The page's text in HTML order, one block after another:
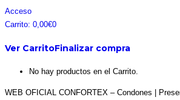
Saltar
al
Facebook
page
in
Instagram
page
in
Pinterest
page
in
Twitter
page
in
Acceso
Carrito: 0,00€0
Ver CarritoFinalizar compra
No hay productos en el Carrito.
WEB OFICIAL CONFORTEX – Condones |